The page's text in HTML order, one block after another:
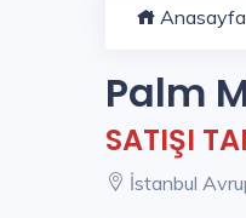
Anasayfa
Palm
SATIŞI
İstanbul